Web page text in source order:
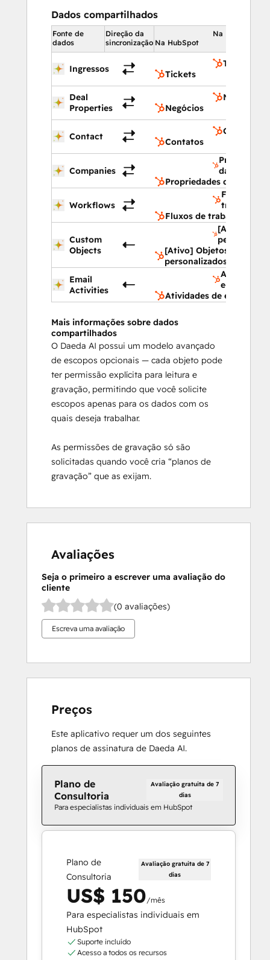
Dados compartilhados
Fonte de
dados
Direção da
sincronização
Na HubSpot
Na HubSpot
Ingressos
Tickets
Tickets
Deal
Properties
Negócios
Negócios
Contact
Contatos
Contatos
Companies
da empresa
Propriedades da
Workflows
Fluxos de
trabalho
Fluxos de trabalho
Custom
Objects
[Ativo]
[Ativo] Objetos
personalizados
Email
Activities
Atividades
e-mail
Atividades de e-mail
Mais informações sobre dados
compartilhados
O Daeda AI possui um modelo avançado
de escopos opcionais — cada objeto pode
ter permissão explícita para leitura e
gravação, permitindo que você solicite
escopos apenas para os dados com os
quais deseja trabalhar.
As permissões de gravação só são
solicitadas quando você cria “planos de
gravação” que as exijam.
Avaliações
Seja o primeiro a escrever uma avaliação do
cliente
(0 avaliações)
Escreva uma avaliação
Preços
Este aplicativo requer um dos seguintes
planos de assinatura de Daeda AI.
Plano de
Consultoria
Avaliação gratuita de 7
dias
Para especialistas individuais em HubSpot
Plano de
Consultoria
Avaliação gratuita de 7
dias
US$ 150/mês
Para especialistas individuais em
HubSpot
Suporte incluído
Acesso a todos os recursos